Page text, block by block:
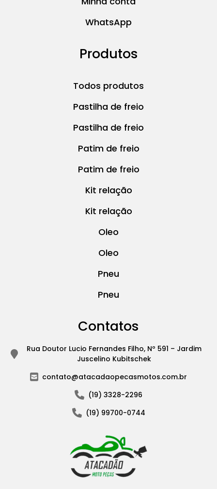
WhatsApp
Produtos
Todos produtos
Pastilha de freio
Pastilha de freio
Patim de freio
Patim de freio
Kit relação
Kit relação
Oleo
Oleo
Pneu
Pneu
Contatos
Rua Doutor Lucio Fernandes Filho, Nº 591 – Jardim
Juscelino Kubitschek
contato@atacadaopecasmotos.com.br
(19) 3328-2296
(19) 99700-0744